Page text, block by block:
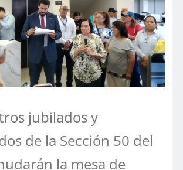
jubilados y
de la Sección 50 del
la mesa de